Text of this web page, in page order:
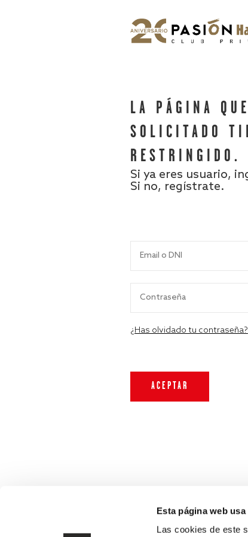
Esta página web
Las cookies de este
LA PÁGINA
SOLICITADO
RESTRINGIDO.
Si ya eres usuario,
Si no, regístrate.
¿Has olvidado tu contraseña?